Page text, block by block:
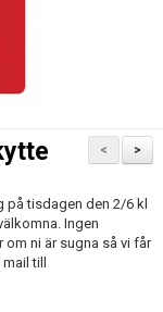
>
<
på tisdagen den 2/6 kl
Ingen
om ni är sugna så vi får
till